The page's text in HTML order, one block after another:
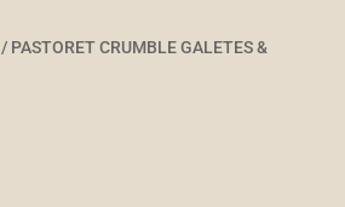
/ PASTORET CRUMBLE GALETES &